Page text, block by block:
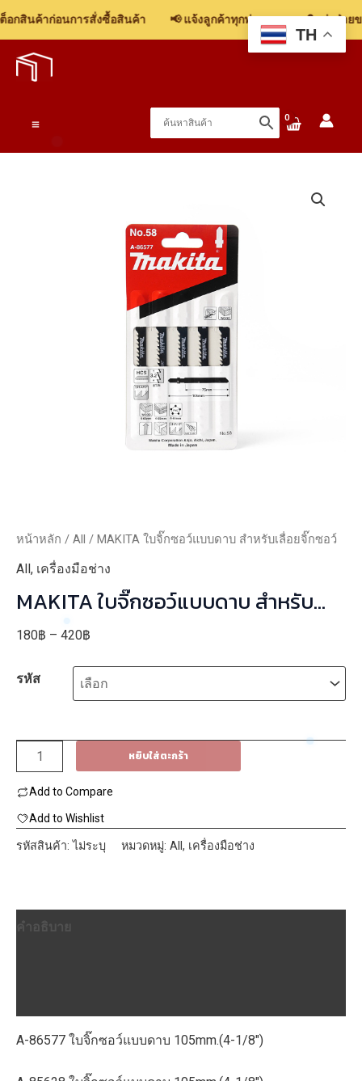
กสินค้าก่อนการสั่งซื้อสินค้า 📢 แจ้งลูกค้าทุกท่าน: รบกวนติดต่อฝ่าย
หน้าหลัก / All / MAKITA ใบจิ๊กซอว์แบบดาบ สำหรับเลื่อยจิ๊กซอว์
All, เครื่องมือช่าง
MAKITA ใบจิ๊กซอว์แบบดาบ สำหรับ
เลื่อยจิ๊กซอว์
180฿ – 420฿
180฿
through
รหัส
จำนวน
MAKITA
ใบ
จิ๊ก
ซอว์
สำหรับ
เลื่อย
หยิบใส่ตะกร้า
Add to Compare
Add to Wishlist
รหัสสินค้า:ไม่ระบุ หมวดหมู่: All , เครื่องมือช่าง
คำอธิบาย
A-86577 ใบจิ๊กซอว์แบบดาบ 105mm.(4-1/8″)
TH